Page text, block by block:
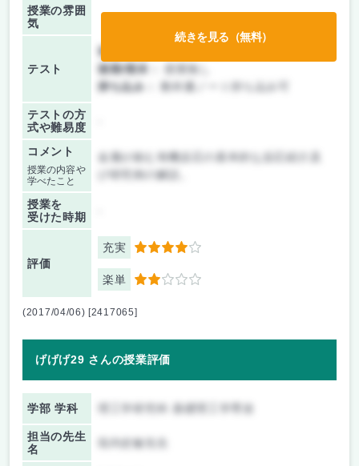
授業の雰囲
気
テスト
前期/中間：
後期/期末：
授業無し
持ち込み：
教科書ノート持ち込み可
テストの方
式や難易度
コメント
授業の内容や
学べたこと
金属が絡む有機反応の基本的な反応紹介及
び研究例の解説。
授業を
受けた時期
評価
充実 4
楽単 2
続きを見る（無料）
(2017/04/06) [2417065]
げげげ29 さんの授業評価
学部 学科
担当の先生
名
垣内史敏先生